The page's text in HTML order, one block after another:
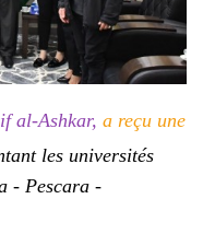
al-Ashkar, a reçu une
les universités
- Pescara -